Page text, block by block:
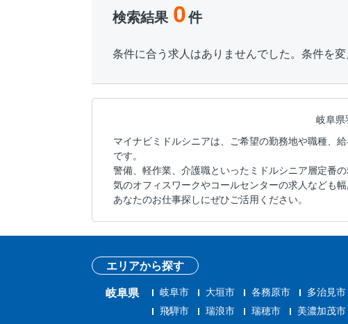
検索結果 0件
条件に合う求人はありませんでした。条件を変
岐阜県
マイナビミドルシニアは、ご希望の勤務地や職種、
です。
警備、軽作業、介護職といったミドルシニア層定番
気のオフィスワークやコールセンターの求人なども幅
あなたのお仕事探しにぜひご活用ください。
エリアから探す
岐阜県 岐阜市 大垣市 各務原市 多治見市
飛騨市
瑞浪市 瑞穂市 美濃加茂市